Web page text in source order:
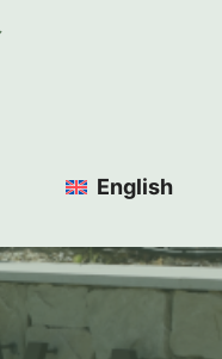
English